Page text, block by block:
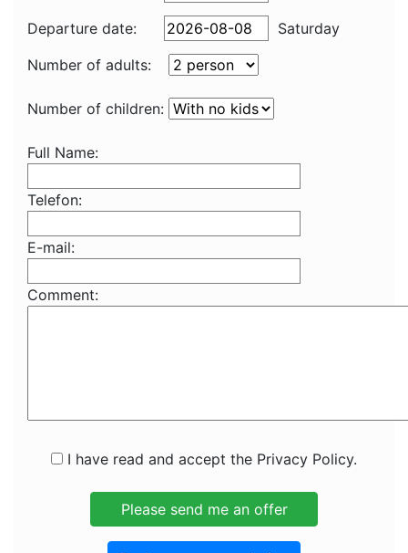
Departure date:
Saturday
Number of adults:
Number of children:
Full Name:
Telefon:
E-mail:
Comment:
I have read and accept the Privacy Policy.